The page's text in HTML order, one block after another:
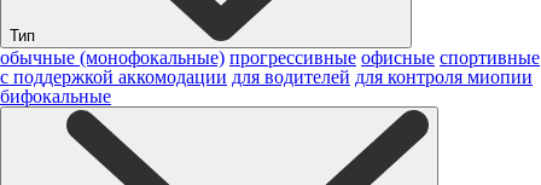
Тип
обычные (монофокальные) прогрессивные офисные спортивные
с поддержкой аккомодации для водителей для контроля миопии
бифокальные